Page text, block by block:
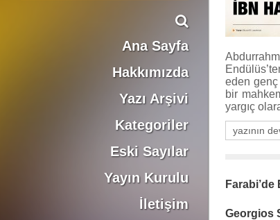
Ana Sayfa
Hakkımızda
Yazı Arşivi
Kategoriler
Eski Sayılar
Yayın Kurulu
İletişim
eden genç
bir
yargıç
yazının
Georgios